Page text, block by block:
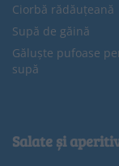
Ciorbă rădăuțeană
Supă de găină
Găluște pufoase
supă
Salate și